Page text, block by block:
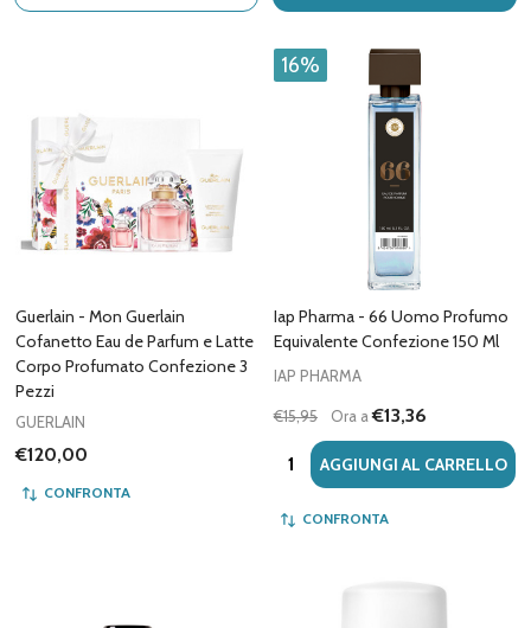
Guerlain - Mon Guerlain
Cofanetto Eau de Parfum e Latte
Corpo Profumato Confezione 3
Pezzi
GUERLAIN
€120,00
CONFRONTA
16%
Iap Pharma - 66 Uomo Profumo
Equivalente Confezione 150 Ml
IAP PHARMA
€15,95 Ora a€13,36
Quantità:AGGIUNGI AL CARRELLO
CONFRONTA